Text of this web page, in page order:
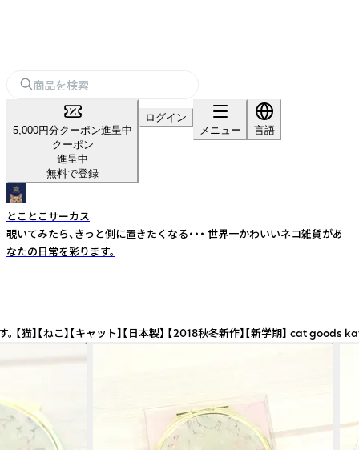
5,000円分クーポン進呈中
クーポン
進呈中
無料で登録
ログイン
メニュー
言語
とことこサーカス
覗いてみたら、きっと側に置きたくなる・・・ 世界一かわいいネコ雑貨があ
なたの日常を彩ります。
猫】【ねこ】【キャット】【日本製】 【2018秋冬新作】【新学期】